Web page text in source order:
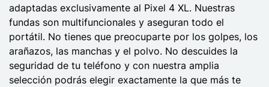
adaptadas exclusivamente al Pixel 4 XL. Nuestras
fundas son multifuncionales y aseguran todo el
portátil. No tienes que preocuparte por los golpes, los
arañazos, las manchas y el polvo. No descuides la
seguridad de tu teléfono y con nuestra amplia
selección podrás elegir exactamente la que más te